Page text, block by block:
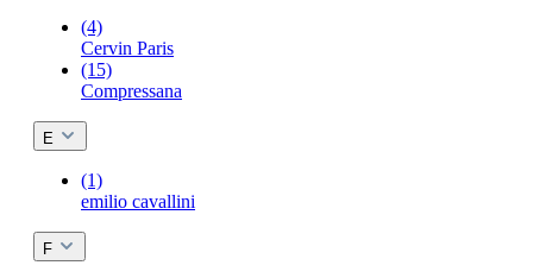
(4)
Cervin Paris
(15)
Compressana
E
(1)
emilio cavallini
F